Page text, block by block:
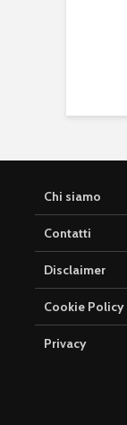
Chi siamo
Contatti
Disclaimer
Cookie Policy
Privacy